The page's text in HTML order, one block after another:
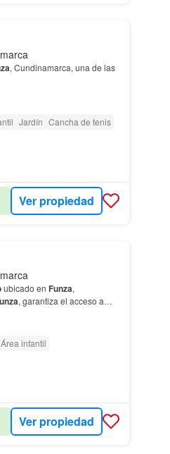
, Cundinamarca, una de las
Jardín Cancha de tenis
Ver propiedad
ubicado en Funza,
, garantiza el acceso a
Área infantil
Ver propiedad